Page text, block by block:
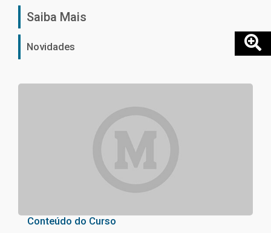
Saiba Mais
Novidades
Conteúdo do Curso